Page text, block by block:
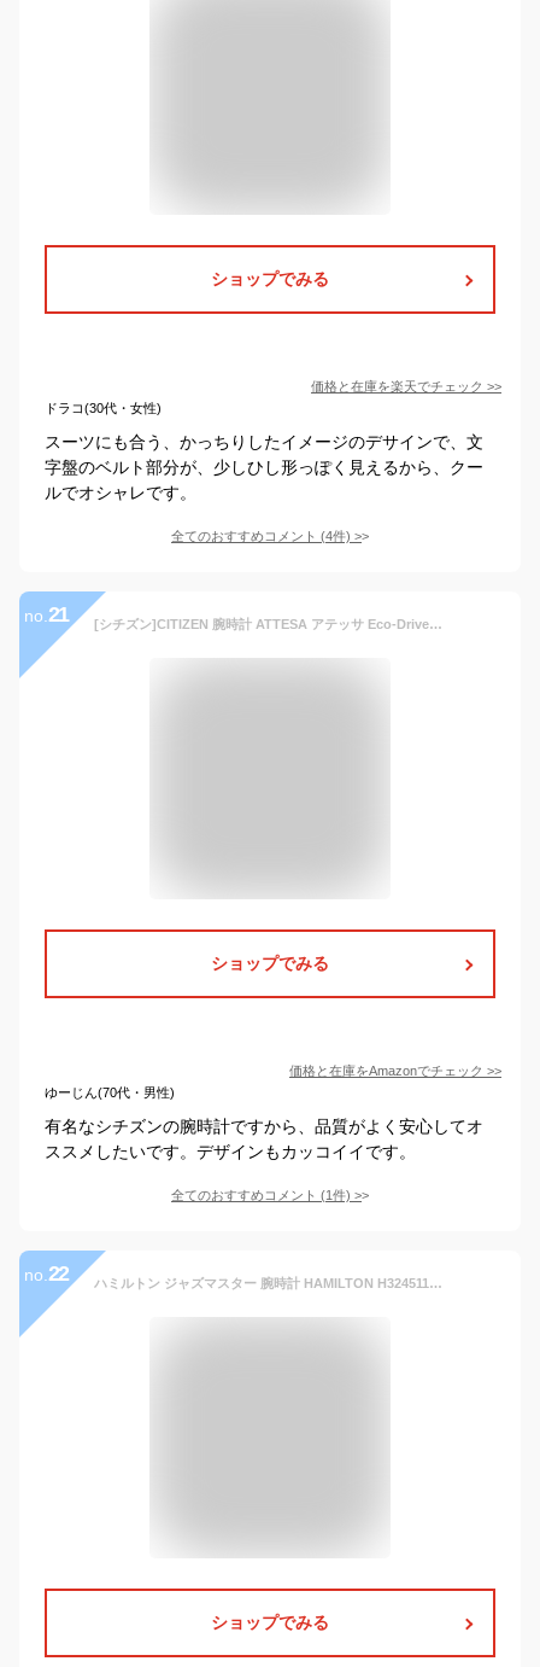
ショップでみる
価格と在庫を楽天でチェック >>
ドラコ(30代・女性)
スーツにも合う、かっちりしたイメージのデサインで、文
字盤のベルト部分が、少しひし形っぽく見えるから、クー
ルでオシャレです。
全てのおすすめコメント (4件) >
no. 21 [シチズン]CITIZEN 腕時計 ATTESA アテッサ Eco-Drive エコ・ドライブ 電波時計 ダイレクトフライト DLC仕様 AT8044-56E メンズ
ショップでみる
価格と在庫をAmazonでチェック >>
ゆーじん(70代・男性)
有名なシチズンの腕時計ですから、品質がよく安心してオ
ススメしたいです。デザインもカッコイイです。
全てのおすすめコメント (1件) >
no. 22 ハミルトン ジャズマスター 腕時計 HAMILTON H32451141 クオーツ メンズ 40MM ブルー 時計【あす楽対応】
ショップでみる